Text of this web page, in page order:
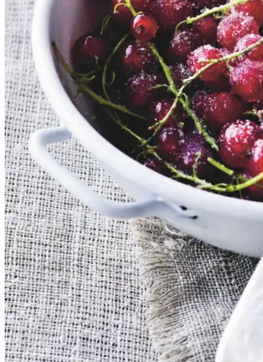
Gem opskrift
Dessert
Dansk mad
Sommermad
De rødlige bær er en sand
sommerklassiker. De har en frisk
og syrlig smag, som når de koges
op med sukker, udgør et dejligt
tilbehør til søde sager. De kan
serveres både til is, en kage eller
bare med letpisket flødeskum eller
skyr rørt lind med lidt mælk.